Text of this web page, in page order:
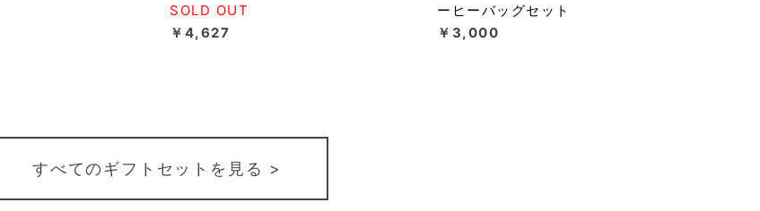
SOLD OUT
￥4,627
ーヒーバッグセット
￥3,000
すべてのギフトセットを見る >